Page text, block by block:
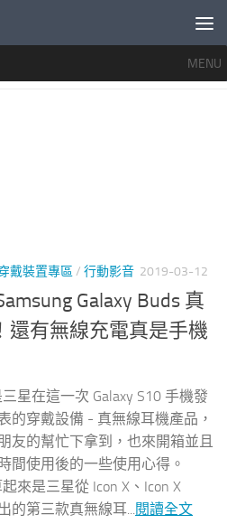
MENU
戴裝置專區 / 行動影音 2019-03-12
Galaxy Buds 真
還有無線充電真是手機
三星在這一次 Galaxy S10 手機發
的穿戴設備 - 真無線耳機產品，
友的幫忙下拿到，也來開箱並且
間使用後的一些使用心得。
起來是三星從 Icon X、Icon X
的第三款真無線耳...閱讀全文